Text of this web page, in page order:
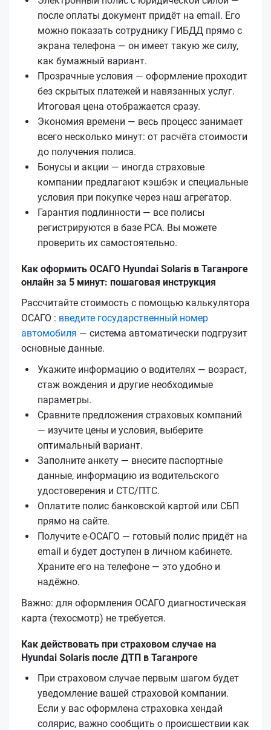
после оплаты документ придёт на email. Его
можно показать сотруднику ГИБДД прямо с
экрана телефона — он имеет такую же силу,
как бумажный вариант.
Прозрачные условия — оформление проходит
без скрытых платежей и навязанных услуг.
Итоговая цена отображается сразу.
Экономия времени — весь процесс занимает
всего несколько минут: от расчёта стоимости
до получения полиса.
Бонусы и акции — иногда страховые
компании предлагают кэшбэк и специальные
условия при покупке через наш агрегатор.
Гарантия подлинности — все полисы
регистрируются в базе РСА. Вы можете
проверить их самостоятельно.
Как оформить ОСАГО Hyundai Solaris в Таганроге
онлайн за 5 минут: пошаговая инструкция
Рассчитайте стоимость с помощью калькулятора
ОСАГО : введите государственный номер
автомобиля — система автоматически подгрузит
основные данные.
Укажите информацию о водителях — возраст,
стаж вождения и другие необходимые
параметры.
Сравните предложения страховых компаний
— изучите цены и условия, выберите
оптимальный вариант.
Заполните анкету — внесите паспортные
данные, информацию из водительского
удостоверения и СТС/ПТС.
Оплатите полис банковской картой или СБП
прямо на сайте.
Получите е‑ОСАГО — готовый полис придёт на
email и будет доступен в личном кабинете.
Храните его на телефоне — это удобно и
надёжно.
Важно: для оформления ОСАГО диагностическая
карта (техосмотр) не требуется.
Как действовать при страховом случае на
Hyundai Solaris после ДТП в Таганроге
При страховом случае первым шагом будет
уведомление вашей страховой компании.
Если у вас оформлена страховка хендай
солярис, важно сообщить о происшествии как